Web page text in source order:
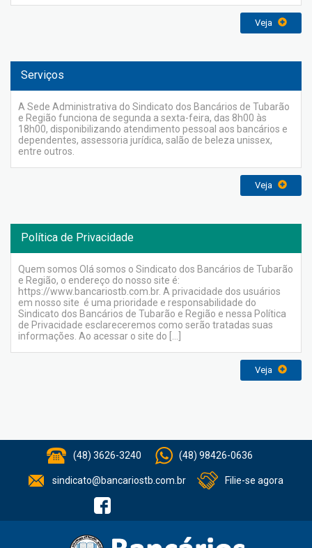
Veja
Serviços
A Sede Administrativa do Sindicato dos Bancários de Tubarão
e Região funciona de segunda a sexta-feira, das 8h00 às
18h00, disponibilizando atendimento pessoal aos bancários e
dependentes, assessoria jurídica, salão de beleza unissex,
entre outros.
Veja
Política de Privacidade
Quem somos Olá somos o Sindicato dos Bancários de Tubarão
e Região, o endereço do nosso site é:
https://www.bancariostb.com.br. A privacidade dos usuários
em nosso site é uma prioridade e responsabilidade do
Sindicato dos Bancários de Tubarão e Região e nessa Política
de Privacidade esclareceremos como serão tratadas suas
informações. Ao acessar o site do […]
Veja
(48) 3626-3240 (48) 98426-0636
sindicato@bancariostb.com.br Filie-se agora